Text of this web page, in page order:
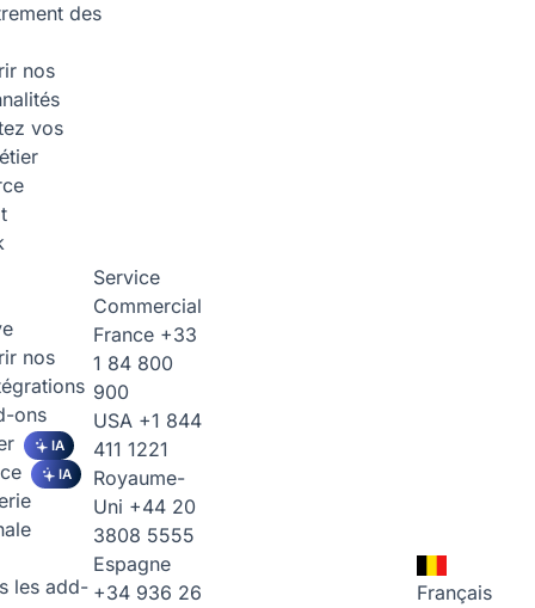
des
nos
vos
nos
ons
IA
IA
les add-
Service
Commercial
France +33
1 84 800
900
USA +1 844
411 1221
Royaume-
Uni +44 20
3808 5555
Espagne
+34 936 26
Français